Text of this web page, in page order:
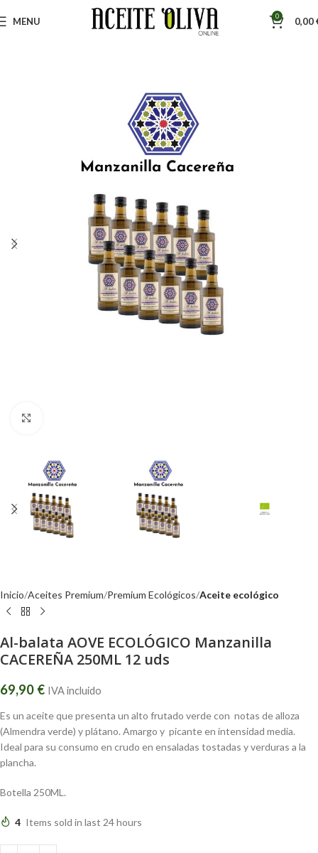
MENU 0 0,00
Inicio Aceites Premium Premium Ecológicos Aceite ecológico
Al-balata AOVE ECOLÓGICO Manzanilla
CACEREÑA 250ML 12 uds
69,90 € IVA incluido
Es un aceite que presenta un alto frutado verde con notas de alloza
(Almendra verde) y plátano. Amargo y picante en intensidad media.
Ideal para su consumo en crudo en ensaladas tostadas y verduras a la
plancha.
Botella 250ML.
4 Items sold in last 24 hours